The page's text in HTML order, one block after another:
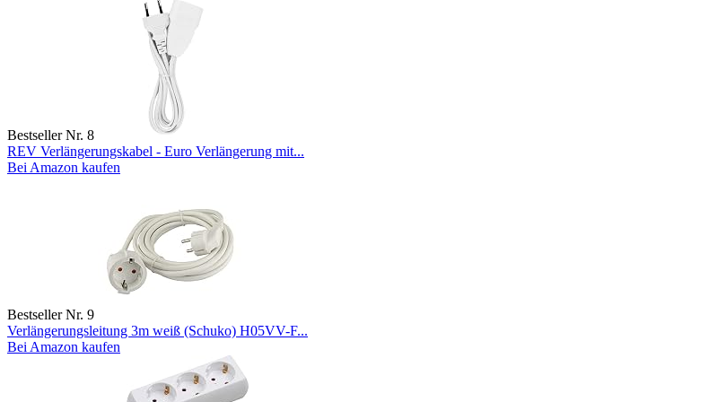
Bestseller Nr. 8
REV Verlängerungskabel - Euro Verlängerung mit...
Bei Amazon kaufen
Bestseller Nr. 9
Verlängerungsleitung 3m weiß (Schuko) H05VV-F...
Bei Amazon kaufen